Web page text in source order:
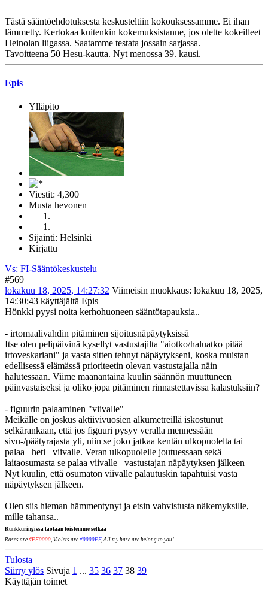
Tästä sääntöehdotuksesta keskusteltiin kokouksessamme. Ei ihan
lämmetty. Kertokaa kuitenkin kokemuksistanne, jos olette kokeilleet
Heinolan liigassa. Saatamme testata jossain sarjassa.
Tavoitteena 50 Hesu-kautta. Nyt menossa 39. kausi.
Epis
Ylläpito
Viestit: 4,300
Musta hevonen
Sijainti: Helsinki
Kirjattu
Vs: FI-Sääntökeskustelu
#569
lokakuu 18, 2025, 14:27:32 Viimeisin muokkaus: lokakuu 18, 2025,
14:30:43 käyttäjältä Epis
Hönkki pyysi noita kerhohuoneen sääntötapauksia..
- irtomaalivahdin pitäminen sijoitusnäpäytyksissä
Itse olen pelipäivinä kysellyt vastustajilta "aiotko/haluatko pitää
irtoveskariani" ja vasta sitten tehnyt näpäytykseni, koska muistan
edellisessä elämässä prioriteetin olevan vastustajalla näin
halutessaan. Viime maanantaina kuulin säännön muuttuneen
päinvastaiseksi ja oliko jopa pitäminen rinnastettavissa kalastuksiin?
- figuurin palaaminen "viivalle"
Meikälle on joskus aktiivivuosien alkumetreillä iskostunut
selkärankaan, että jos figuuri pysyy veralla mennessään
sivu-/päätyrajasta yli, niin se joko jatkaa kentän ulkopuolelta tai
palaa _heti_ viivalle. Veran ulkopuolelle joutuessaan sekä
laitaosumasta se palaa viivalle _vastustajan näpäytyksen jälkeen_
Nyt kuulin, että osumaton viivalle palautuskin tapahtuisi vasta
näpäytyksen jälkeen.
Olen siis hieman hämmentynyt ja etsin vahvistusta näkemyksille,
mille tahansa..
Runkkuringissä taotaan toistemme selkää
Roses are #FF0000, Violets are #0000FF, All my base are belong to you!
Tulosta
Siirry ylös Sivuja 1 ... 35 36 37 38 39
Käyttäjän toimet